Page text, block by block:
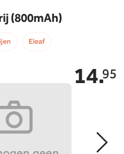
(800mAh)
Eleaf
14.95